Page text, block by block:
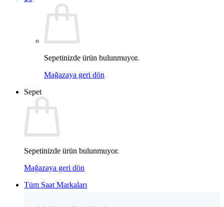
Sepetinizde ürün bulunmuyor.
Mağazaya geri dön
Sepet
Sepetinizde ürün bulunmuyor.
Mağazaya geri dön
Tüm Saat Markaları